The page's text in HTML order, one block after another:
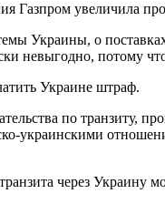
Газпром увеличила
Украины, о
невыгодно, потому
Украине штраф.
по транзиту,
украинскими
через Украину